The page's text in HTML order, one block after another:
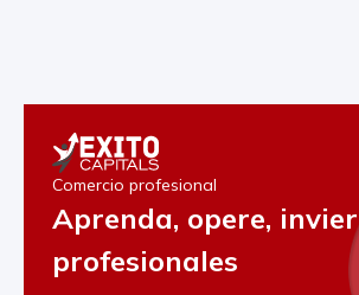
Comercio profesional
Aprenda, opere,
profesionales